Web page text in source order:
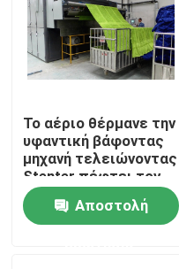
Σπίτι
Προϊόντα
Το αέριο θέρμανε την
υφαντική βάφοντας
μηχανή τελειώνοντας
Stenter πέφτει τον
ξεραίνοντας
εξοπλισμόΑποστολή